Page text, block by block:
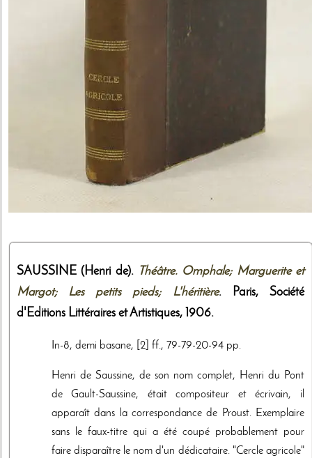
SAUSSINE (Henri de). Théâtre. Omphale; Marguerite et
Margot; Les petits pieds; L'héritière. Paris, Société
d'Editions Littéraires et Artistiques, 1906.
In-8, demi basane, [2] ff., 79-79-20-94 pp.
Henri de Saussine, de son nom complet, Henri du Pont
de Gault-Saussine, était compositeur et écrivain, il
apparaît dans la correspondance de Proust. Exemplaire
sans le faux-titre qui a été coupé probablement pour
faire disparaître le nom d'un dédicataire. "Cercle agricole"